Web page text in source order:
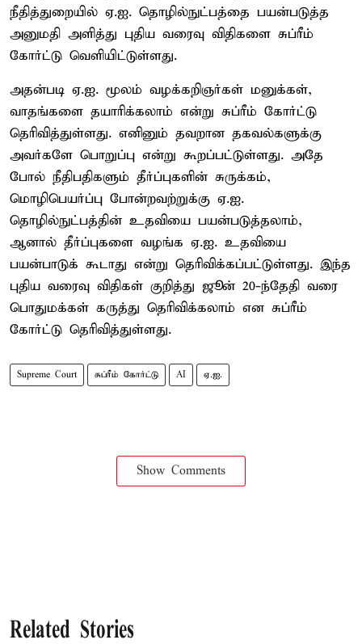
நீதித்துறையில் ஏ.ஐ. தொழில்நுட்பத்தை பயன்படுத்த
அனுமதி அளித்து புதிய வரைவு விதிகளை சுப்ரீம்
கோர்ட்டு வெளியிட்டுள்ளது.
அதன்படி ஏ.ஐ. மூலம் வழக்கறிஞர்கள் மனுக்கள்,
வாதங்களை தயாரிக்கலாம் என்று சுப்ரீம் கோர்ட்டு
தெரிவித்துள்ளது. எனினும் தவறான தகவல்களுக்கு
அவர்களே பொறுப்பு என்று கூறப்பட்டுள்ளது. அதே
போல் நீதிபதிகளும் தீர்ப்புகளின் சுருக்கம்,
மொழிபெயர்ப்பு போன்றவற்றுக்கு ஏ.ஐ.
தொழில்நுட்பத்தின் உதவியை பயன்படுத்தலாம்,
ஆனால் தீர்ப்புகளை வழங்க ஏ.ஐ. உதவியை
பயன்பாடுக் கூடாது என்று தெரிவிக்கப்பட்டுள்ளது. இந்த
புதிய வரைவு விதிகள் குறித்து ஜூன் 20-ந்தேதி வரை
பொதுமக்கள் கருத்து தெரிவிக்கலாம் என சுப்ரீம்
கோர்ட்டு தெரிவித்துள்ளது.
Supreme Court சுப்ரீம் கோர்ட்டு AI ஏ.ஐ.
Show Comments
Related Stories